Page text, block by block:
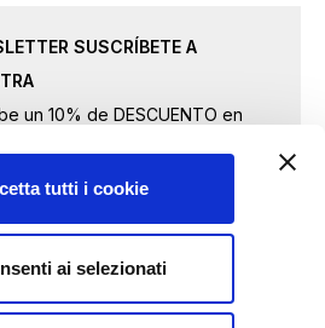
tutti i cookie
ai selezionati
SUSCRÍBETE A
un 10% de DESCUENTO en